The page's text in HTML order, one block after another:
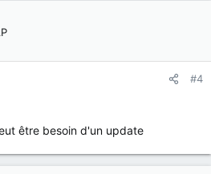
#4
être besoin d'un update